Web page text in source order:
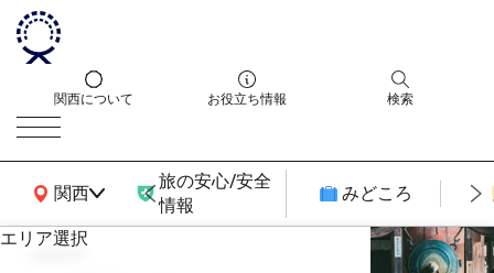
関西について お役立ち情報 検索
関西
関西広域MAP
旅の安心/安全
情報
みどころ
エリア選択
エ
search